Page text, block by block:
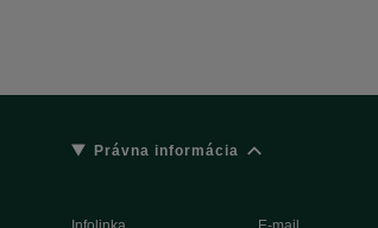
Právna informácia